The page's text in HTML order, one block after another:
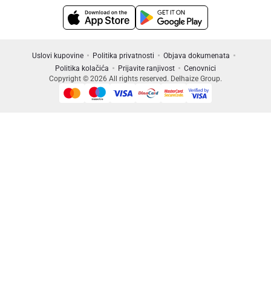
Uslovi kupovine Politika privatnosti
Objava dokumenata
Politika kolačića
Prijavite ranjivost
Cenovnici
Copyright © 2026 All rights reserved. Delhaize Group.